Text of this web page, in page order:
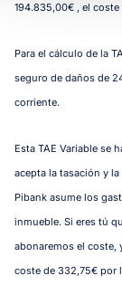
194.835,00€ , el
Para el cálculo de la
seguro de daños de
corriente.
Esta TAE Variable se
acepta la tasación y
Pibank asume los
inmueble. Si eres tú
abonaremos el coste,
coste de 332,75€ por